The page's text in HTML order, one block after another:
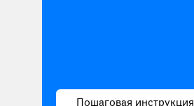
Пошаговая инструкция